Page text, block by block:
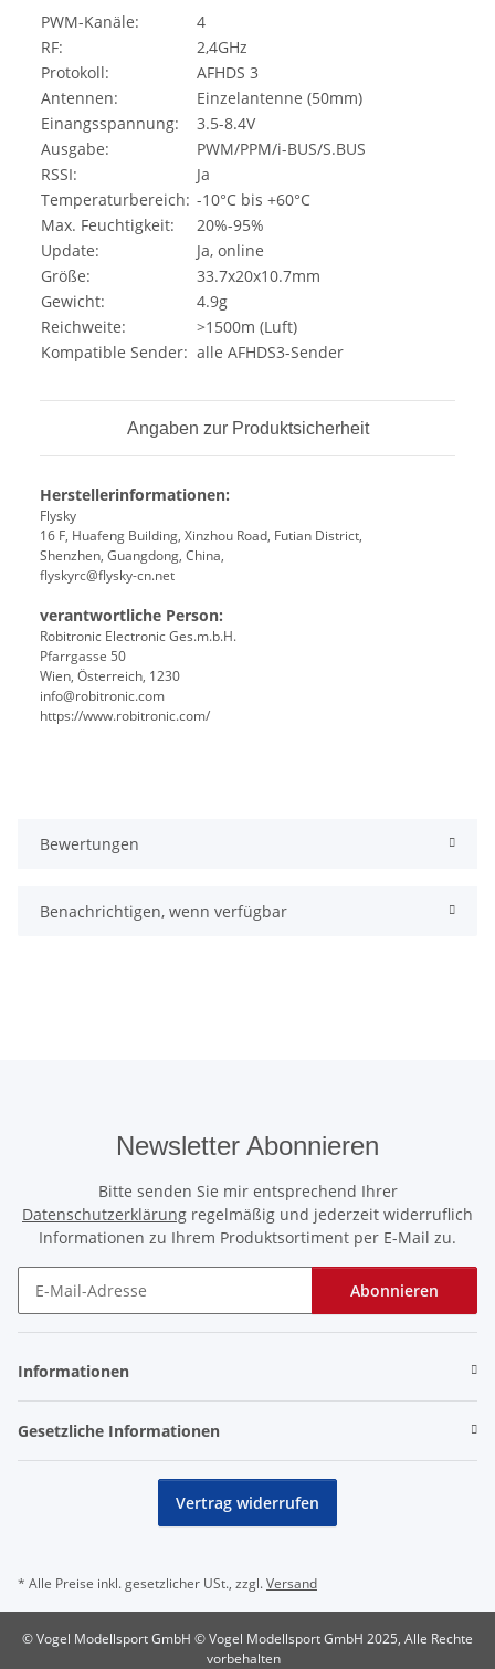
PWM-Kanäle:
4
RF:
2,4GHz
Protokoll:
AFHDS 3
Antennen:
Einzelantenne (50mm)
Einangsspannung:
3.5-8.4V
Ausgabe:
PWM/PPM/i-BUS/S.BUS
RSSI:
Ja
Temperaturbereich: -10°C bis +60°C
Max. Feuchtigkeit:
20%-95%
Update:
Ja, online
Größe:
33.7x20x10.7mm
Gewicht:
4.9g
Reichweite:
>1500m (Luft)
Kompatible Sender: alle AFHDS3-Sender
Angaben zur Produktsicherheit
Herstellerinformationen:
Flysky
16 F, Huafeng Building, Xinzhou Road, Futian District,
Shenzhen, Guangdong, China,
flyskyrc@flysky-cn.net
verantwortliche Person:
Robitronic Electronic Ges.m.b.H.
Pfarrgasse 50
Wien, Österreich, 1230
info@robitronic.com
https://www.robitronic.com/
Bewertungen
Benachrichtigen, wenn verfügbar
Newsletter Abonnieren
Bitte senden Sie mir entsprechend Ihrer
Datenschutzerklärung regelmäßig und jederzeit widerruflich
Informationen zu Ihrem Produktsortiment per E-Mail zu.
Abonnieren
Informationen
Gesetzliche Informationen
Vertrag widerrufen
* Alle Preise inkl. gesetzlicher USt., zzgl.Versand
© Vogel Modellsport GmbH © Vogel Modellsport GmbH 2025, Alle Rechte
vorbehalten